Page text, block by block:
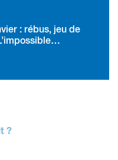
: rébus, jeu de
?